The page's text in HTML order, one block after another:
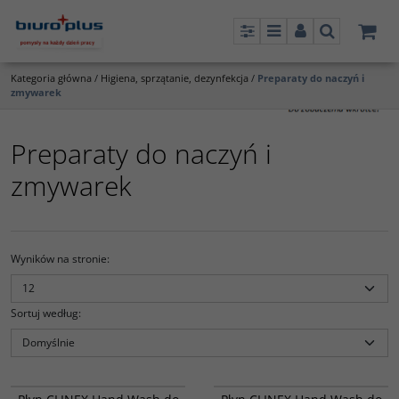
PanelMenuPanelSzukaj
Kategoria główna / Higiena, sprzątanie, dezynfekcja / Preparaty do naczyń i
zmywarek
Preparaty do naczyń i
zmywarek
Wyników na stronie:
Sortuj według: